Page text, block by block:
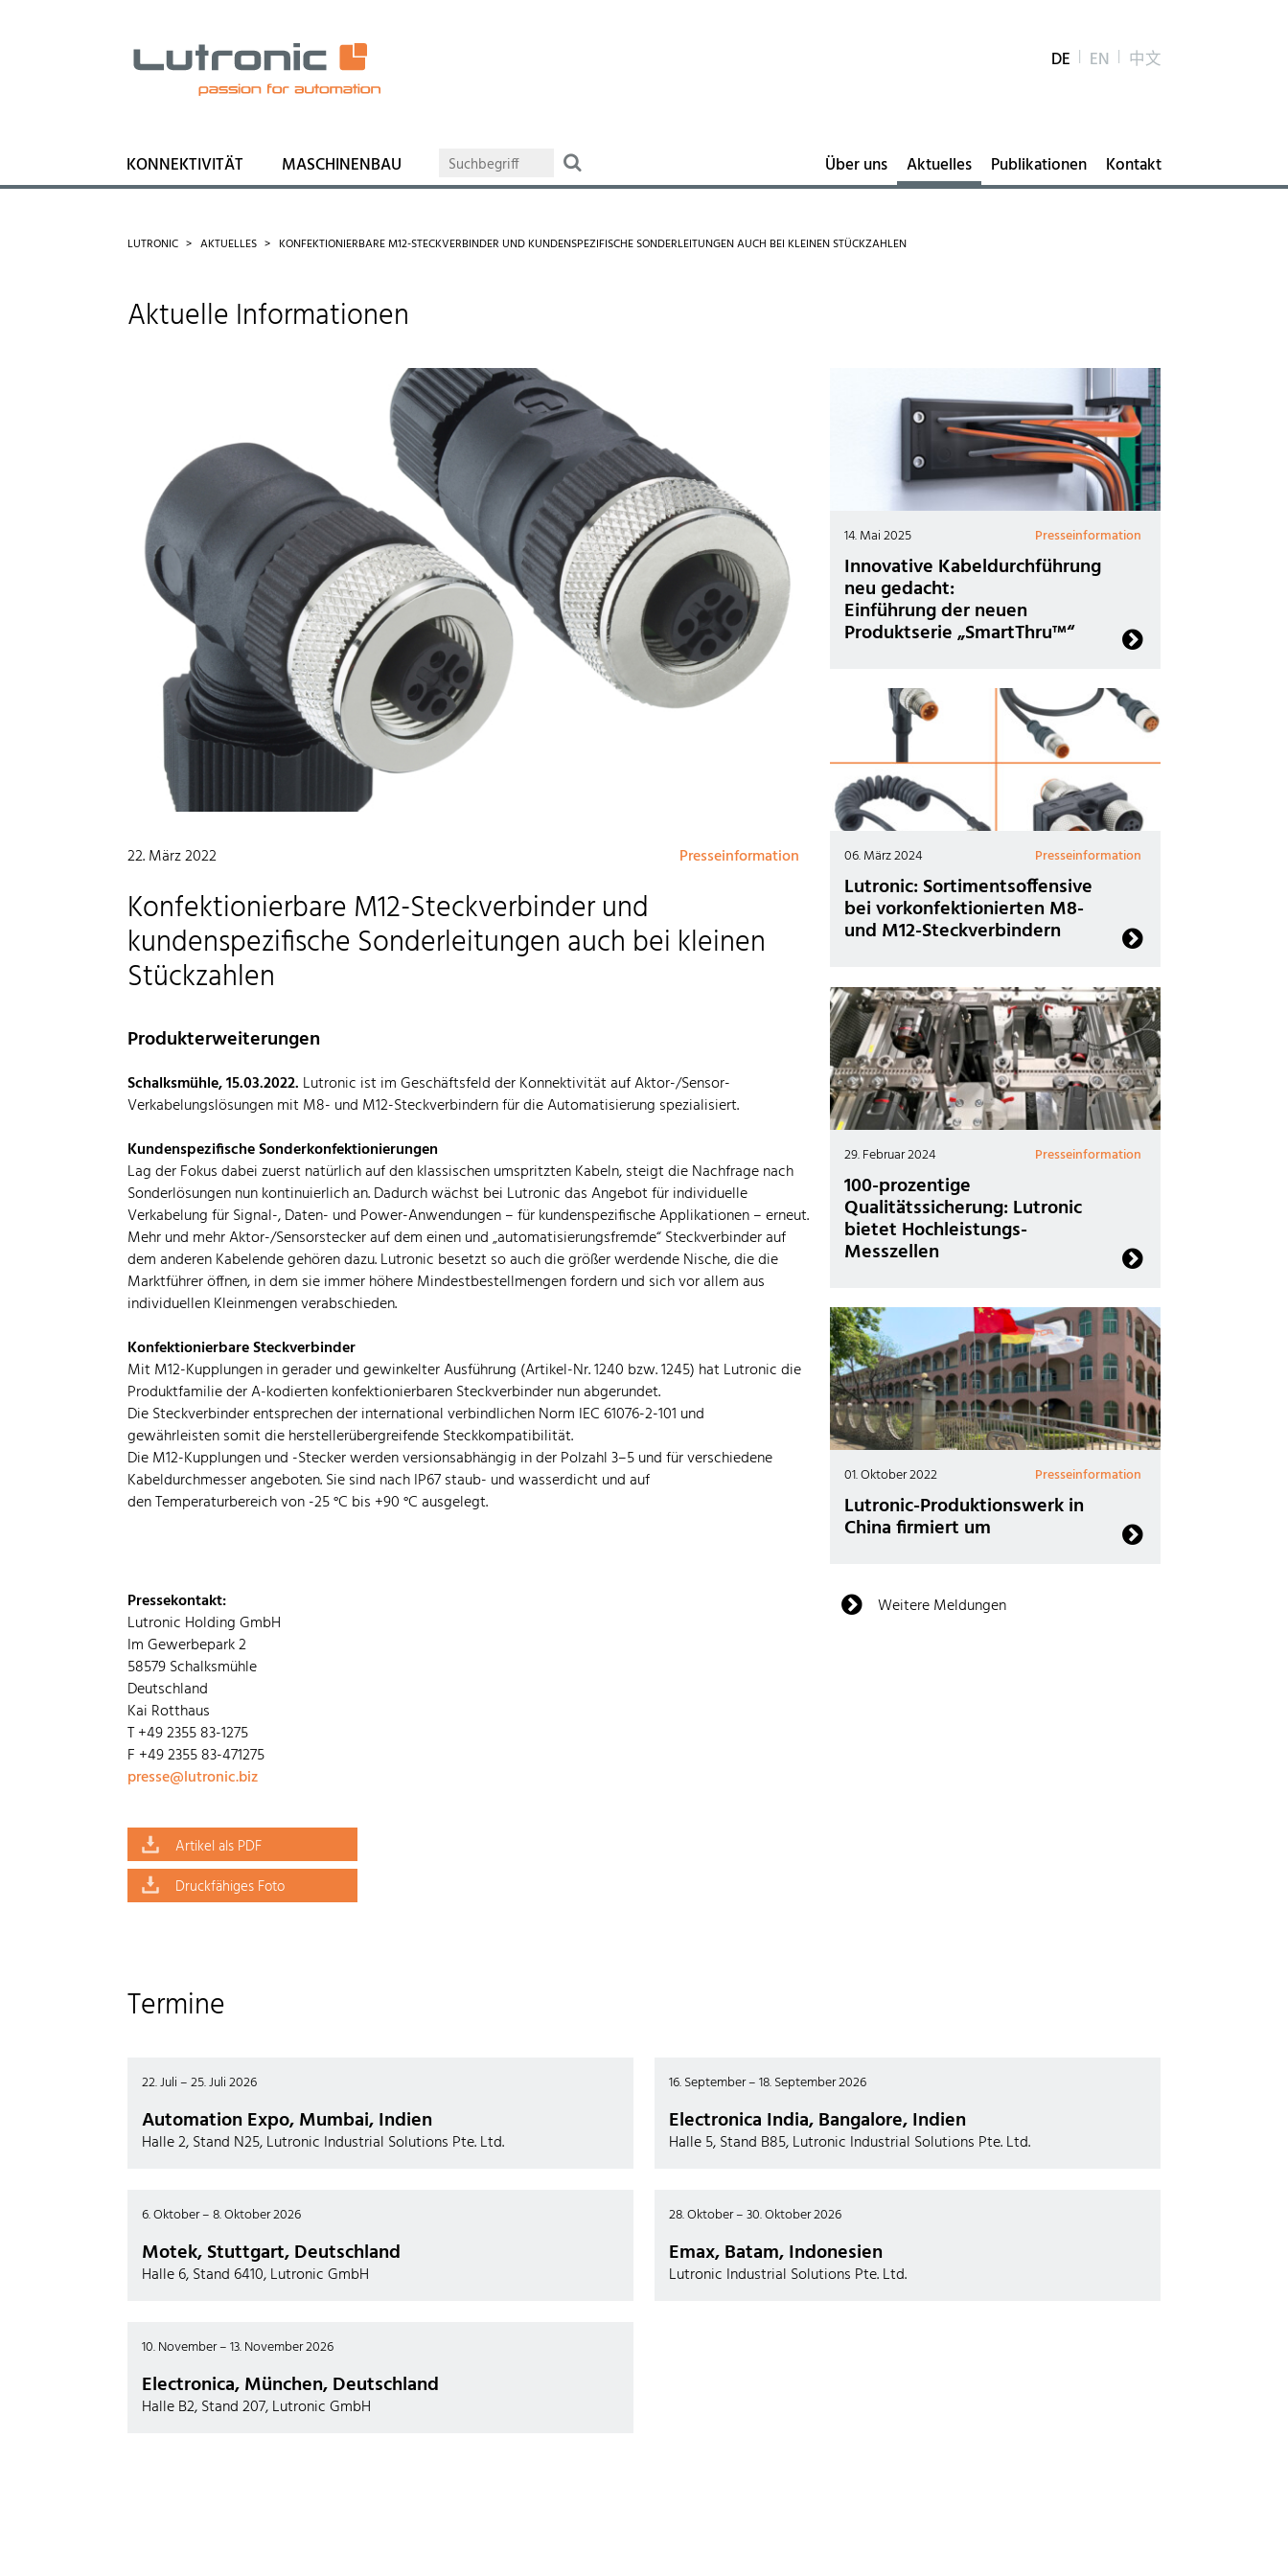
DE EN 中文
KONNEKTIVITÄT MASCHINENBAU Über uns Aktuelles Publikationen Kontakt
LUTRONIC AKTUELLES KONFEKTIONIERBARE M12-STECKVERBINDER UND KUNDENSPEZIFISCHE SONDERLEITUNGEN AUCH BEI KLEINEN STÜCKZAHLEN
Aktuelle Informationen
22. März 2022 Presseinformation
Konfektionierbare M12-Steckverbinder und
kundenspezifische Sonderleitungen auch bei kleinen
Stückzahlen
Produkterweiterungen
Schalksmühle, 15.03.2022. Lutronic ist im Geschäftsfeld der Konnektivität auf Aktor-/Sensor-
Verkabelungslösungen mit M8- und M12-Steckverbindern für die Automatisierung spezialisiert.
Kundenspezifische Sonderkonfektionierungen
Lag der Fokus dabei zuerst natürlich auf den klassischen umspritzten Kabeln, steigt die Nachfrage nach
Sonderlösungen nun kontinuierlich an. Dadurch wächst bei Lutronic das Angebot für individuelle
Verkabelung für Signal-, Daten- und Power-Anwendungen – für kundenspezifische Applikationen – erneut.
Mehr und mehr Aktor-/Sensorstecker auf dem einen und „automatisierungsfremde“ Steckverbinder auf
dem anderen Kabelende gehören dazu. Lutronic besetzt so auch die größer werdende Nische, die die
Marktführer öffnen, in dem sie immer höhere Mindestbestellmengen fordern und sich vor allem aus
individuellen Kleinmengen verabschieden.
Konfektionierbare Steckverbinder
Mit M12-Kupplungen in gerader und gewinkelter Ausführung (Artikel-Nr. 1240 bzw. 1245) hat Lutronic die
Produktfamilie der A-kodierten konfektionierbaren Steckverbinder nun abgerundet.
Die Steckverbinder entsprechen der international verbindlichen Norm IEC 61076-2-101 und
gewährleisten somit die herstellerübergreifende Steckkompatibilität.
Die M12-Kupplungen und -Stecker werden versionsabhängig in der Polzahl 3–5 und für verschiedene
Kabeldurchmesser angeboten. Sie sind nach IP67 staub- und wasserdicht und auf
den Temperaturbereich von -25 °C bis +90 °C ausgelegt.
Pressekontakt:
Lutronic Holding GmbH
Im Gewerbepark 2
58579 Schalksmühle
Deutschland
Kai Rotthaus
T +49 2355 83-1275
F +49 2355 83-471275
presse@lutronic.biz
Artikel als PDF
Druckfähiges Foto
14. Mai 2025 Presseinformation
Innovative Kabeldurchführung
neu gedacht:
Einführung der neuen
Produktserie „SmartThru™“
06. März 2024 Presseinformation
Lutronic: Sortimentsoffensive
bei vorkonfektionierten M8-
und M12-Steckverbindern
29. Februar 2024 Presseinformation
100-prozentige
Qualitätssicherung: Lutronic
bietet Hochleistungs-
Messzellen
01. Oktober 2022 Presseinformation
Lutronic-Produktionswerk in
China firmiert um
Weitere Meldungen
Termine
22. Juli – 25. Juli 2026
Automation Expo, Mumbai, Indien
Halle 2, Stand N25, Lutronic Industrial Solutions Pte. Ltd.
16. September – 18. September 2026
Electronica India, Bangalore, Indien
Halle 5, Stand B85, Lutronic Industrial Solutions Pte. Ltd.
6. Oktober – 8. Oktober 2026
Motek, Stuttgart, Deutschland
Halle 6, Stand 6410, Lutronic GmbH
28. Oktober – 30. Oktober 2026
Emax, Batam, Indonesien
Lutronic Industrial Solutions Pte. Ltd.
10. November – 13. November 2026
Electronica, München, Deutschland
Halle B2, Stand 207, Lutronic GmbH